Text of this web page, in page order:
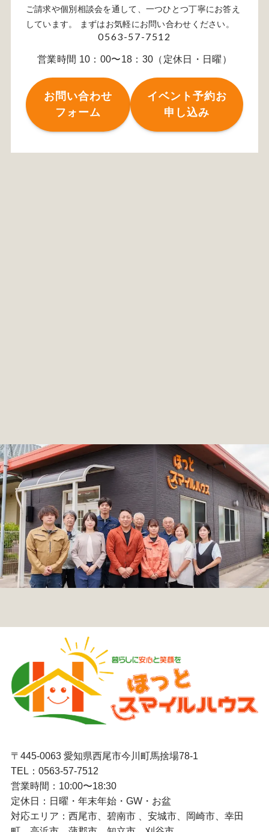
ご請求や個別相談会を通して、一つひとつ丁寧にお答え
しています。 まずはお気軽にお問い合わせください。
0563-57-7512
営業時間 10：00〜18：30（定休日・日曜）
お問い合わせ
フォーム
イベント予約お
申し込み
〒445-0063 愛知県西尾市今川町馬捨場78-1
TEL： 0563-57-7512
営業時間：10:00〜18:30
定休日：日曜・年末年始・GW・お盆
対応エリア：西尾市、碧南市 、安城市、岡崎市、幸田